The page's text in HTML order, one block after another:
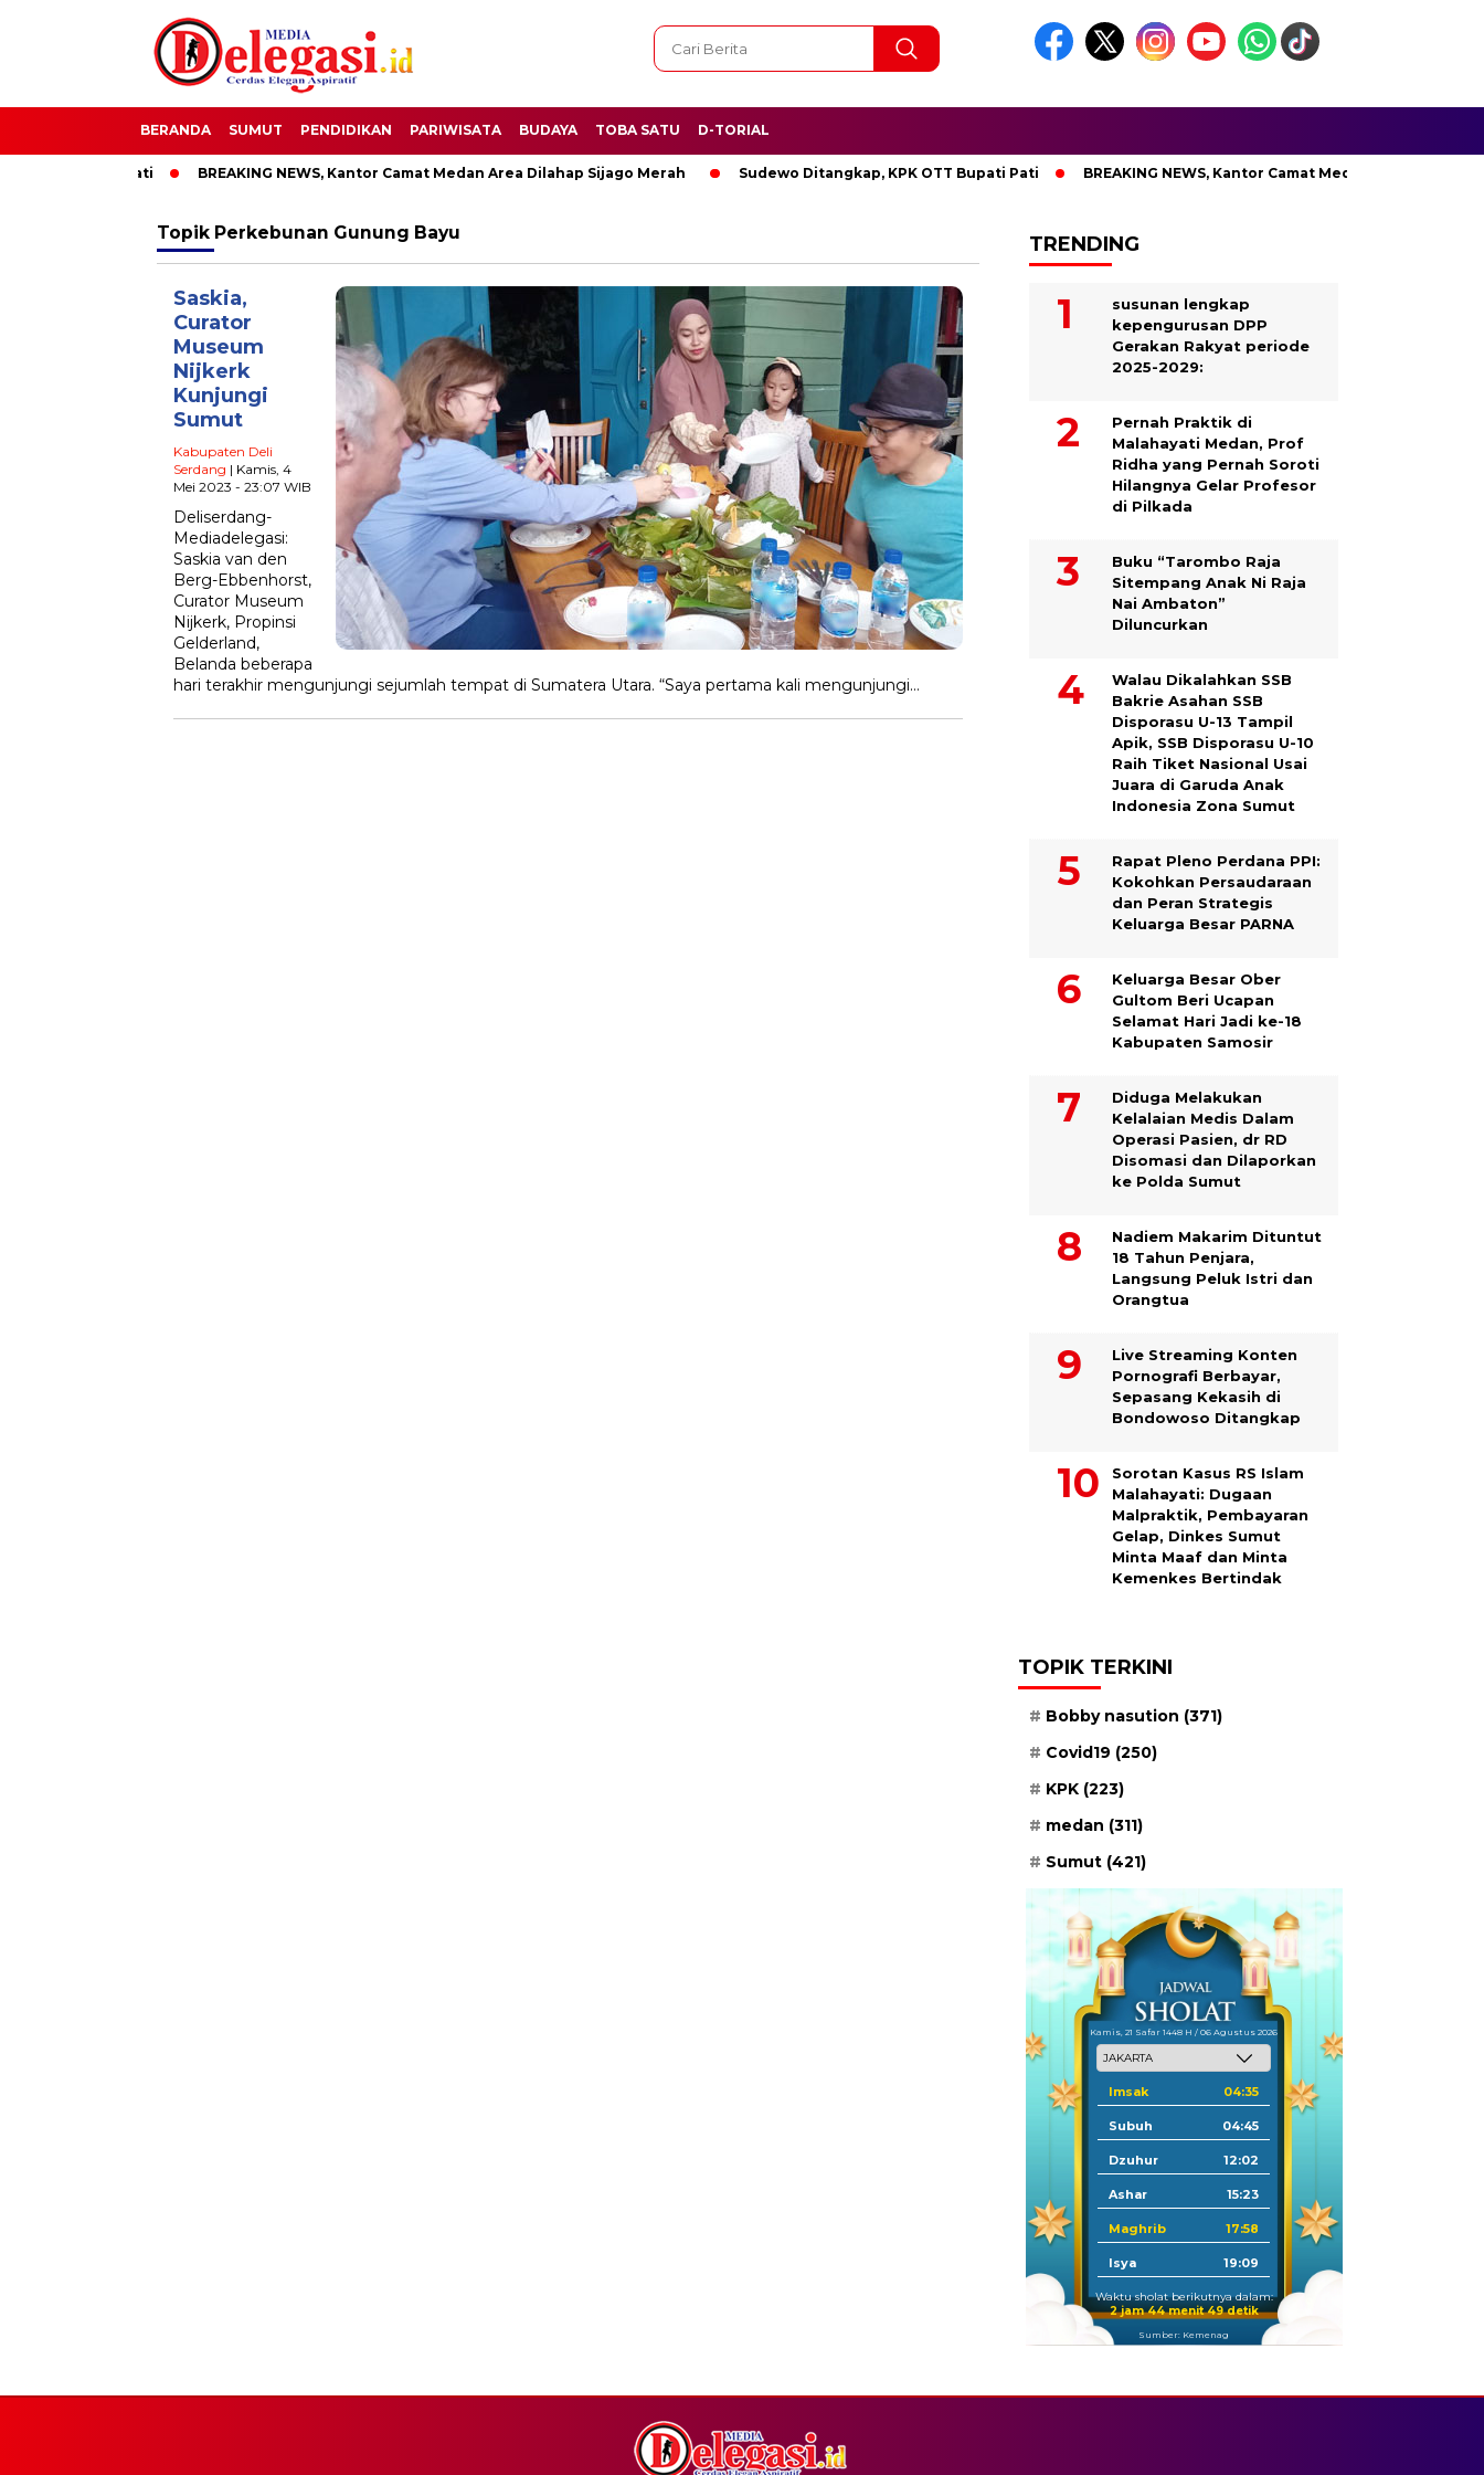
BERANDA SUMUT PENDIDIKAN PARIWISATA BUDAYA TOBA SATU D-TORIAL
BREAKING NEWS, Kantor Camat Medan Area Dilahap Sijago Merah Sudewo Ditangkap, KPK OTT Bupati Pati BREAKING NEWS, Kantor Camat Medan Area Dilahap
Topik Perkebunan Gunung Bayu
Saskia,
Curator
Museum
Nijkerk
Kunjungi
Sumut
Kabupaten Deli
Serdang | Kamis, 4
Mei 2023 - 23:07 WIB
Deliserdang-
Mediadelegasi:
Saskia van den
Berg-Ebbenhorst,
Curator Museum
Nijkerk, Propinsi
Gelderland,
Belanda beberapa
hari terakhir mengunjungi sejumlah tempat di Sumatera Utara. “Saya pertama kali mengunjungi…
TRENDING
susunan lengkap
kepengurusan DPP
Gerakan Rakyat periode
2025-2029:
Pernah Praktik di
Malahayati Medan, Prof
Ridha yang Pernah Soroti
Hilangnya Gelar Profesor
di Pilkada
Buku “Tarombo Raja
Sitempang Anak Ni Raja
Nai Ambaton”
Diluncurkan
Walau Dikalahkan SSB
Bakrie Asahan SSB
Disporasu U-13 Tampil
Apik, SSB Disporasu U-10
Raih Tiket Nasional Usai
Juara di Garuda Anak
Indonesia Zona Sumut
Rapat Pleno Perdana PPI:
Kokohkan Persaudaraan
dan Peran Strategis
Keluarga Besar PARNA
Keluarga Besar Ober
Gultom Beri Ucapan
Selamat Hari Jadi ke-18
Kabupaten Samosir
Diduga Melakukan
Kelalaian Medis Dalam
Operasi Pasien, dr RD
Disomasi dan Dilaporkan
ke Polda Sumut
​Nadiem Makarim Dituntut
18 Tahun Penjara,
Langsung Peluk Istri dan
Orangtua
Live Streaming Konten
Pornografi Berbayar,
Sepasang Kekasih di
Bondowoso Ditangkap
Sorotan Kasus RS Islam
Malahayati: Dugaan
Malpraktik, Pembayaran
Gelap, Dinkes Sumut
Minta Maaf dan Minta
Kemenkes Bertindak
TOPIK TERKINI
Bobby nasution (371)
Covid19 (250)
KPK (223)
medan (311)
Sumut (421)
Kamis, 21 Safar 1448 H / 06 Agustus 2026
Imsak 04:35
Subuh 04:45
Dzuhur 12:02
Ashar 15:23
Maghrib 17:58
Isya 19:09
Waktu sholat berikutnya dalam:
2 jam 44 menit 49 detik
Sumber: Kemenag